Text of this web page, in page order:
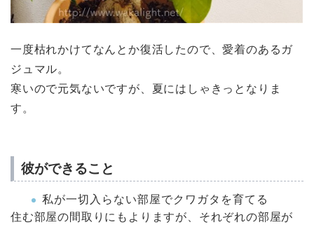
一度枯れかけてなんとか復活したので、愛着のあるガ
ジュマル。
寒いので元気ないですが、夏にはしゃきっとなりま
す。
彼ができること
私が一切入らない部屋でクワガタを育てる
住む部屋の間取りにもよりますが、それぞれの部屋が